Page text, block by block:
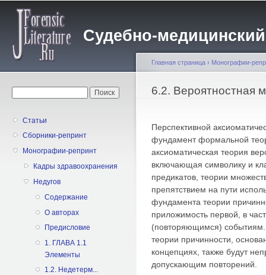
Судебно-
Статьи
Сборники-репринт
Монографии-репринт
Кадры здравоохранения
Недугов
Содержание
О авторах
Предисловие
1. ГЛАВА 1.1
Элементы
1.2. Недетерм...
Вы здесь
Главная страница › Монографии-
6.2. Вероятностная
Перспективной
фундамент формальной
аксиоматическая теория
включающая символику и
предикатов, теории
препятствием на пути
фундамента теории
приложимость первой, в
(повторяющимся)
теории причинности,
концепциях, также будут
допускающим повторений.